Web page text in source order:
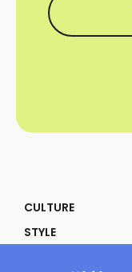
CULTURE
STYLE